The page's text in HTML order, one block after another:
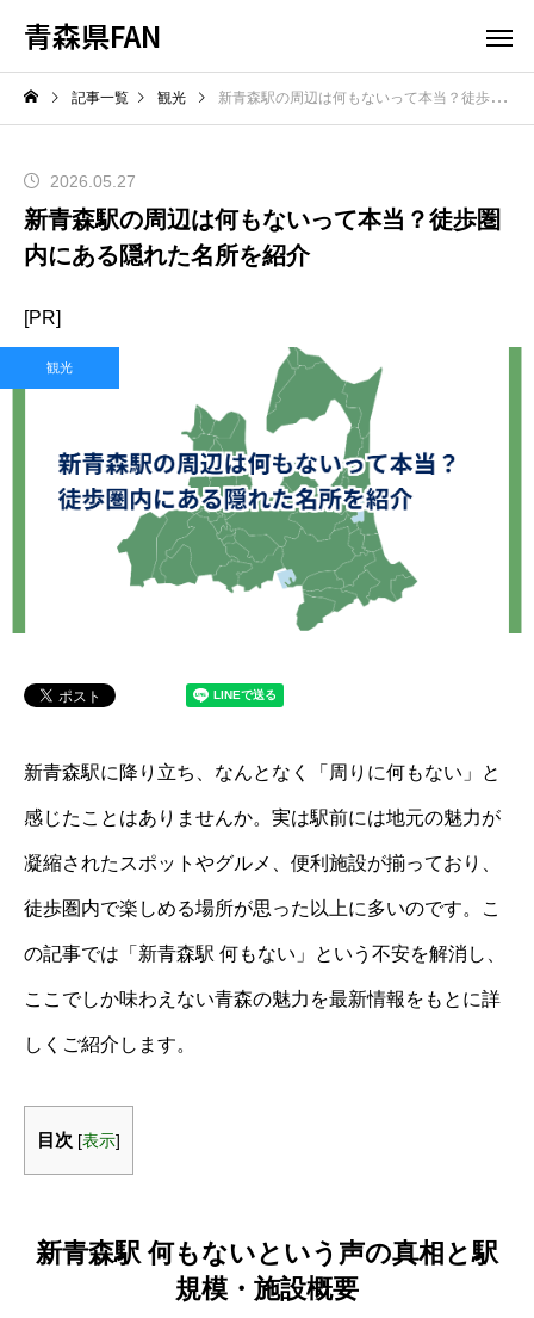
青森県FAN
記事一覧 観光 新青森駅の周辺は何もないって本当？徒歩圏内にある隠れた名所を紹介
2026.05.27
新青森駅の周辺は何もないって本当？徒歩圏
内にある隠れた名所を紹介
[PR]
観光
新青森駅に降り立ち、なんとなく「周りに何もない」と
感じたことはありませんか。実は駅前には地元の魅力が
凝縮されたスポットやグルメ、便利施設が揃っており、
徒歩圏内で楽しめる場所が思った以上に多いのです。こ
の記事では「新青森駅 何もない」という不安を解消し、
ここでしか味わえない青森の魅力を最新情報をもとに詳
しくご紹介します。
目次 [表示]
新青森駅 何もないという声の真相と駅
規模・施設概要